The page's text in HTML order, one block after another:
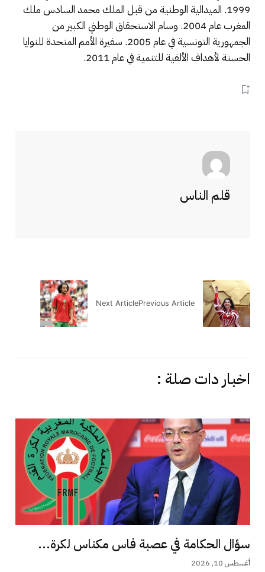
1999. الميدالية الوطنية من قبل الملك محمد السادس ملك
المغرب عام 2004. وسام الاستحقاق الوطني الكبير من
الجمهورية التونسية في عام 2005. سفيرة الأمم المتحدة للنوايا
الحسنة لأهداف الألفية للتنمية في عام 2011.
قلم الناس
Previous Article
Next Article
اخبار دات صلة :
سؤال الحكامة في عصبة فاس مكناس لكرة...
أغسطس 10, 2026